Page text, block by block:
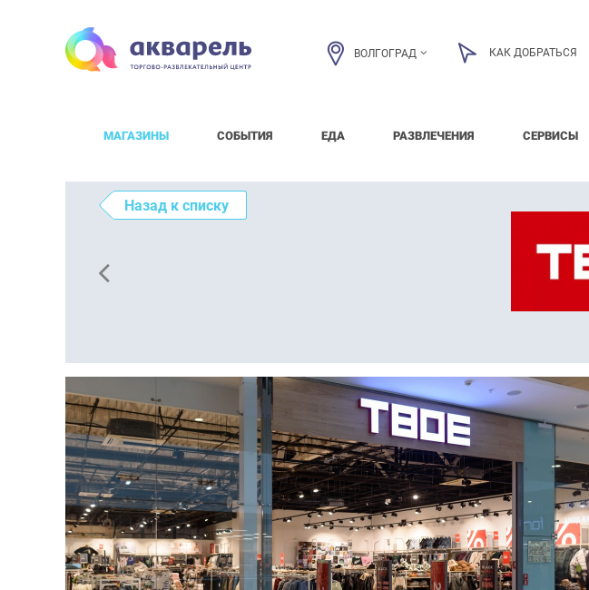
ВОЛГОГРАД КАК ДОБРАТЬСЯ
МАГАЗИНЫ СОБЫТИЯ ЕДА РАЗВЛЕЧЕНИЯ СЕРВИСЫ
Назад к списку